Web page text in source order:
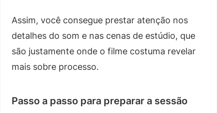
Assim, você consegue prestar atenção nos
detalhes do som e nas cenas de estúdio, que
são justamente onde o filme costuma revelar
mais sobre processo.
Passo a passo para preparar a sessão